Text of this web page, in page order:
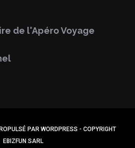
de l'Apéro Voyage
PAR WORDPRESS - COPYRIGHT
EBIZFUN SARL